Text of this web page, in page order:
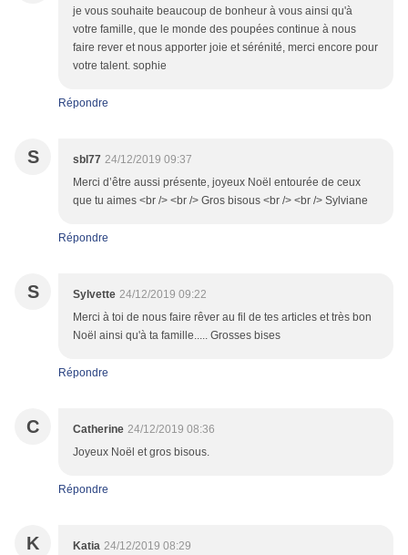
je vous souhaite beaucoup de bonheur à vous ainsi qu'à
votre famille, que le monde des poupées continue à nous
faire rever et nous apporter joie et sérénité, merci encore pour
votre talent. sophie
Répondre
S sbl77 24/12/2019 09:37
Merci d’être aussi présente, joyeux Noël entourée de ceux
que tu aimes <br /> <br /> Gros bisous <br /> <br /> Sylviane
Répondre
S Sylvette 24/12/2019 09:22
Merci à toi de nous faire rêver au fil de tes articles et très bon
Noël ainsi qu'à ta famille..... Grosses bises
Répondre
C Catherine 24/12/2019 08:36
Joyeux Noël et gros bisous.
Répondre
K Katia 24/12/2019 08:29